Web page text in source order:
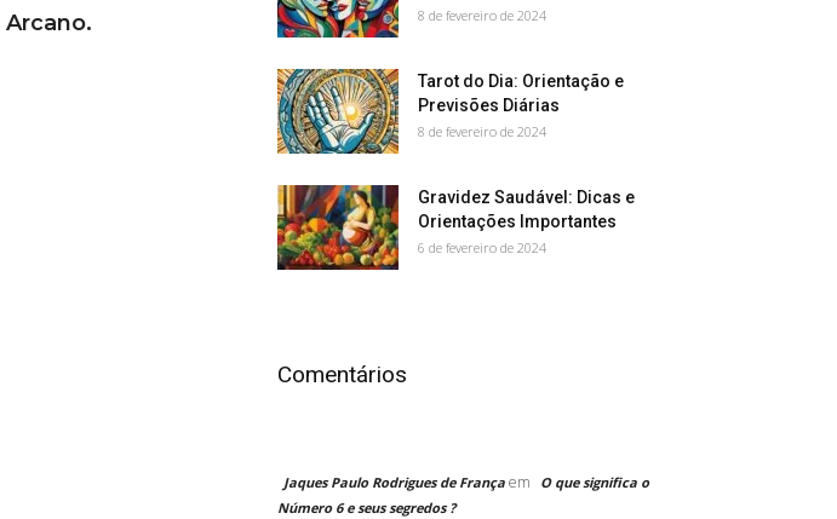
Arcano. 8 de fevereiro de 2024
Tarot do Dia: Orientação e
Previsões Diárias
8 de fevereiro de 2024
Gravidez Saudável: Dicas e
Orientações Importantes
6 de fevereiro de 2024
Comentários
Jaques Paulo Rodrigues de França em
O que significa o
Número 6 e seus segredos ?